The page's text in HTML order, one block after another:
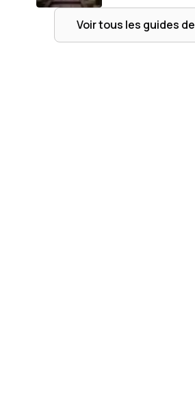
Voir tous les guides de